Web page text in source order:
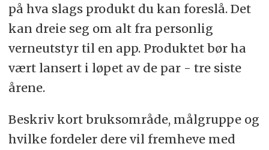
på hva slags produkt du kan foreslå. Det
kan dreie seg om alt fra personlig
verneutstyr til en app. Produktet bør ha
vært lansert i løpet av de par - tre siste
årene.
Beskriv kort bruksområde, målgruppe og
hvilke fordeler dere vil fremheve med